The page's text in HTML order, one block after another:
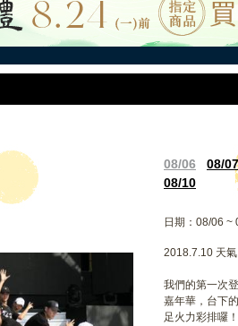
08/06 08/07
08/10
日期：08/06 ~
2018.7.10 天
我們的第一次
嘉年華，台下
足火力彩排囉！